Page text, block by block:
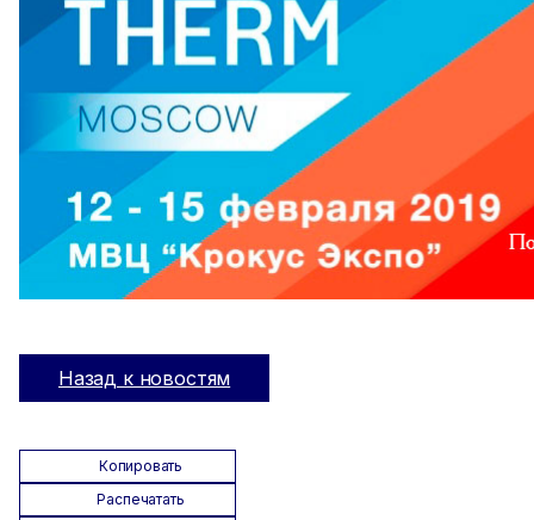
Назад к новостям
Копировать
Распечатать